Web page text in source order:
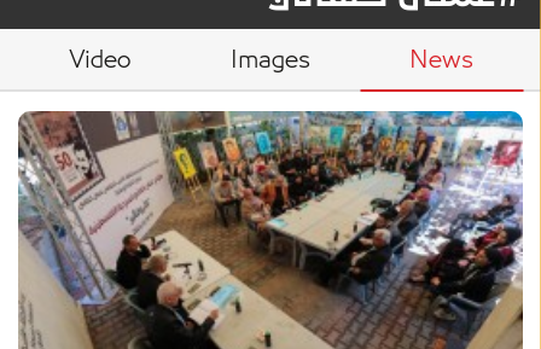
News
Images
Video